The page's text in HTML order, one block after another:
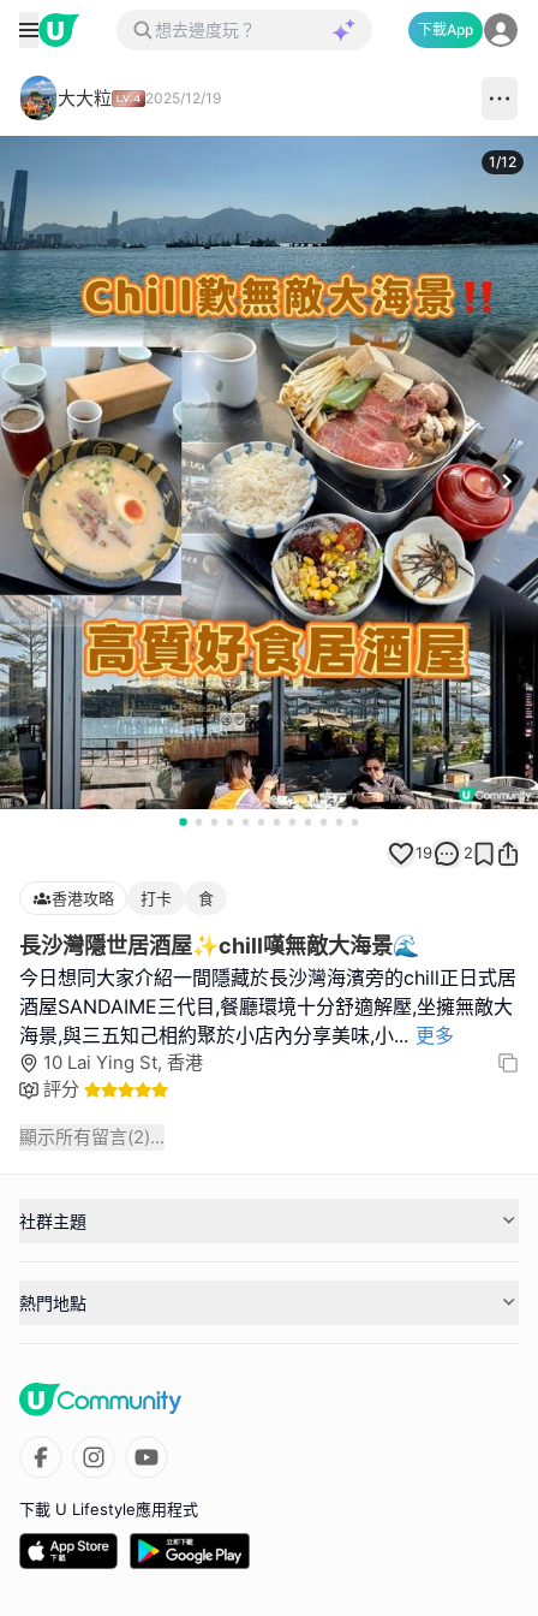
下載App
大大粒 2025/12/19
1/12
19 2
香港攻略 打卡 食
長沙灣隱世居酒屋✨chill嘆無敵大海景🌊
今日想同大家介紹一間隱藏於長沙灣海濱旁的chill正日式居
酒屋SANDAIME三代目,餐廳環境十分舒適解壓,坐擁無敵大
海景,與三五知己相約聚於小店內分享美味,小... 更多
10 Lai Ying St, 香港
評分
顯示所有留言(2)...
社群主題
熱門地點
下載 U Lifestyle應用程式